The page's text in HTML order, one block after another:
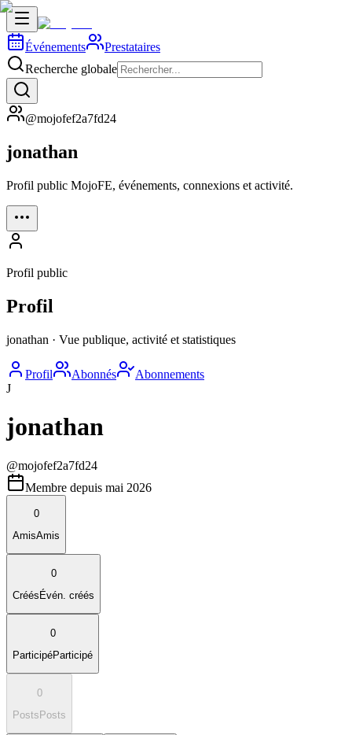
Événements
Prestataires
Recherche globale
@mojofef2a7fd24
jonathan
Profil public MojoFE, événements, connexions et activité.
Profil public
Profil
jonathan · Vue publique, activité et statistiques
Profil Abonnés
Abonnements
J
jonathan
@mojofef2a7fd24
Membre depuis mai 2026
0
AmisAmis
0
Créés Évén. créés
0
ParticipéParticipé
0
Posts Posts